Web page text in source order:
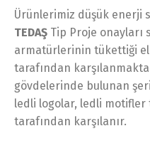
Ürünlerimiz düşük enerji
TEDAŞ Tip Proje
armatürlerinin tükettiği
tarafından
gövdelerinde bulunan
ledli logolar, ledli
tarafından karşılanır.